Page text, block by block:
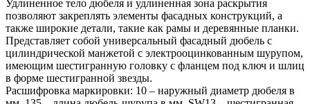
Удлиненное тело дюбеля и удлиненная зона раскрытия
позволяют закреплять элементы фасадных конструкций, а
также широкие детали, такие как рамы и деревянные планки.
Представляет собой универсальный фасадный дюбель с
цилиндрической манжетой с электрооцинкованным шурупом,
имеющим шестигранную головку с фланцем под ключ и шлиц
в форме шестигранной звезды.
Расшифровка маркировки: 10 – наружный диаметр дюбеля в